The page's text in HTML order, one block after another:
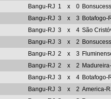
Bangu-RJ 1 x 0
Bangu-RJ 3 x 3 Botafogo-
Bangu-RJ 3 x 4 São
Bangu-RJ 3 x 2
Bangu-RJ 2 x 3
Bangu-RJ 2 x 2
Bangu-RJ 3 x 4 Botafogo-
Bangu-RJ 3 x 2 America-